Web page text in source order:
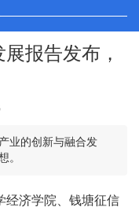
报告发布，
业的创新与融合发
。
经济学院、钱塘征信